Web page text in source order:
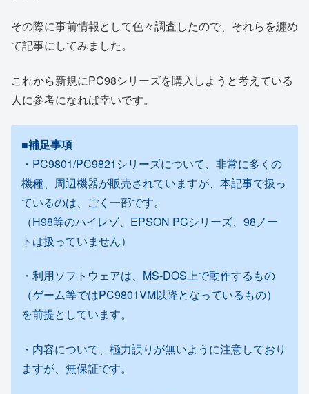
その際に事前情報として色々調査したので、それらを纏め
て記事にしてみました。
これから新規にPC98シリーズを購入しようと考えている
人に参考になれば幸いです。
■補足事項
・PC9801/PC9821シリーズについて、非常に多くの
機種、周辺機器が販売されていますが、本記事で扱っ
ているのは、ごく一部です。
（H98等のハイレゾ、EPSON PCシリーズ、98ノー
トは扱っていません）
・利用ソフトウェアは、MS-DOS上で動作するもの
（ゲーム等ではPC9801VM以降となっているもの）
を前提としています。
・内容について、極力誤りが無いように注意しており
ますが、無保証です。